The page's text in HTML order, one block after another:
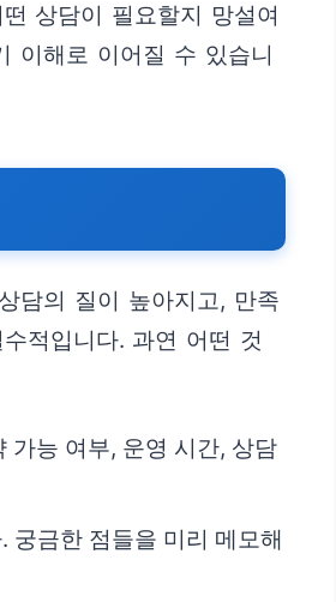
상담이 필요할지 망설여
이해로 이어질 수 있습니
담의 질이 높아지고, 만족
적입니다. 과연 어떤 것
가능 여부, 운영 시간, 상담
궁금한 점들을 미리 메모해